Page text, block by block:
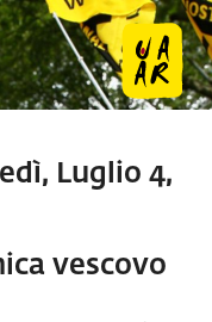
Luglio 4,
vescovo